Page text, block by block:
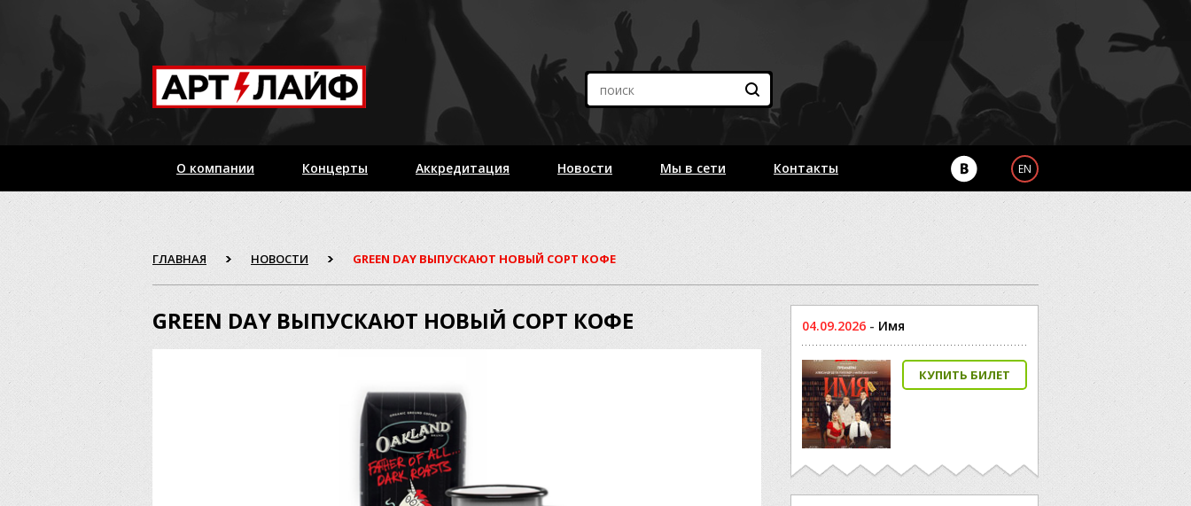
О компании Концерты Аккредитация Новости Мы в сети Контакты EN
ГЛАВНАЯ НОВОСТИ GREEN DAY ВЫПУСКАЮТ НОВЫЙ СОРТ КОФЕ
GREEN DAY ВЫПУСКАЮТ НОВЫЙ СОРТ КОФЕ 04.09.2026 - Имя
КУПИТЬ БИЛЕТ